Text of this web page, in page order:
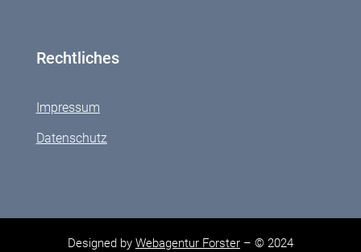
Rechtliches
Impressum
Datenschutz
Designed by Webagentur Forster – © 2024